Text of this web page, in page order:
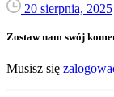
20 sierpnia, 2025
Zostaw nam swój
Musisz się